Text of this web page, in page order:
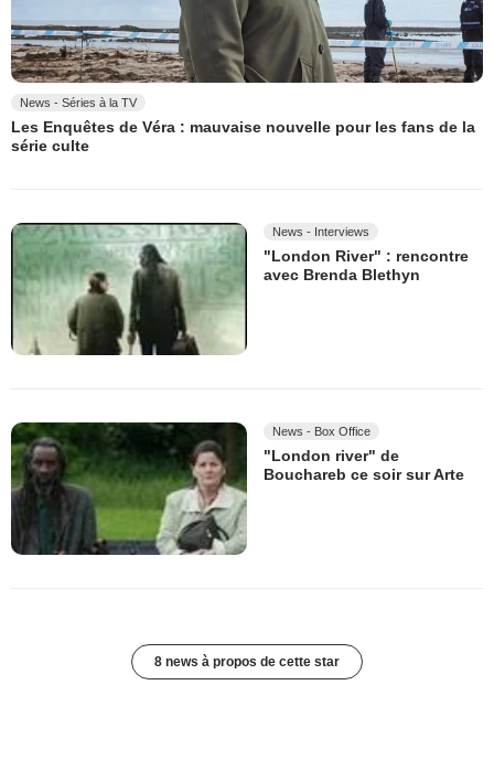
News - Séries à la TV
Les Enquêtes de Véra : mauvaise nouvelle pour les fans de la
série culte
News - Interviews
"London River" : rencontre
avec Brenda Blethyn
News - Box Office
"London river" de
Bouchareb ce soir sur Arte
8 news à propos de cette star